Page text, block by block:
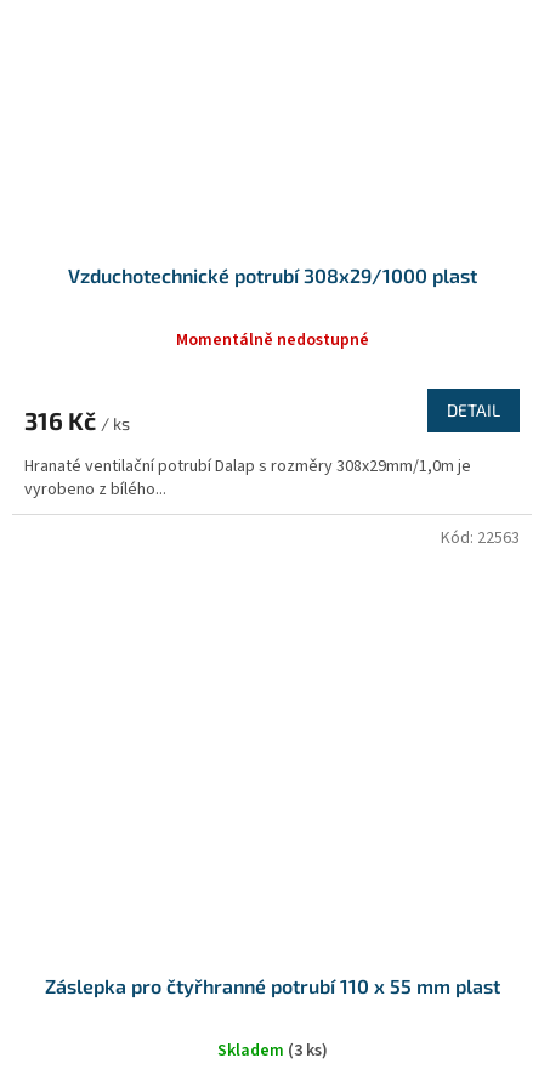
Vzduchotechnické potrubí 308x29/1000 plast
Momentálně nedostupné
316 Kč / ks
DETAIL
Hranaté ventilační potrubí Dalap s rozměry 308x29mm/1,0m je
vyrobeno z bílého...
Záslepka pro čtyřhranné potrubí 110 x 55 mm plast
Skladem (3 ks)
Kód: 22563